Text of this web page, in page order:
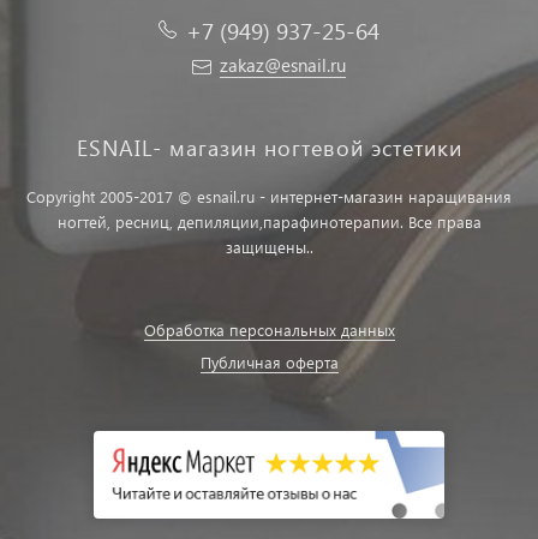
+7 (949) 937-25-64
zakaz@esnail.ru
ESNAIL- магазин ногтевой эстетики
Copyright 2005-2017 © esnail.ru - интернет-магазин наращивания
ногтей, ресниц, депиляции,парафинотерапии. Все права
защищены..
Обработка персональных данных
Публичная оферта